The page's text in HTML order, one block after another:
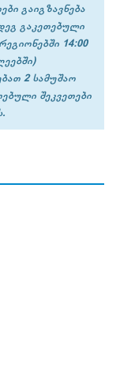
გაიგზავნება
გაკეთებული
14:00
2 სამუშაო
შეკვეთები